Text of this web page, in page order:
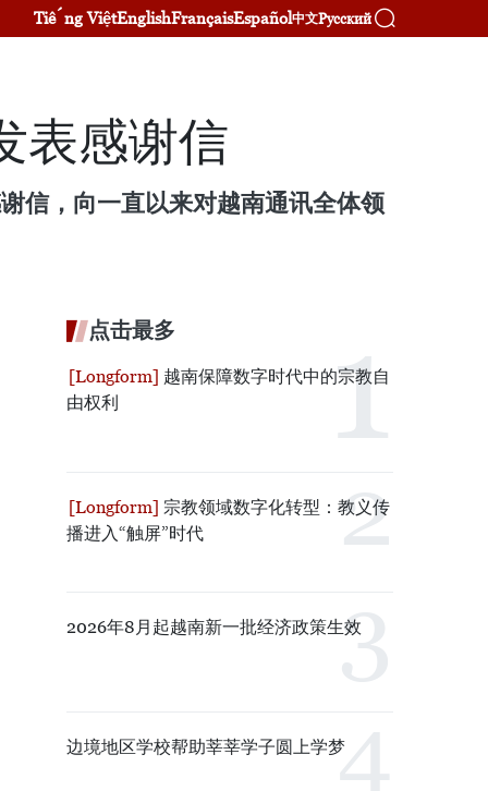
Tiếng ViệtEnglishFrançaisEspañol中文Русский
表感谢信
信，向一直以来对越南通讯全体领
点击最多
越南保障数字时代中的宗教自
由权利
宗教领域数字化转型：教义传
播进入“触屏”时代
2026年8月起越南新一批经济政策生效
边境地区学校帮助莘莘学子圆上学梦